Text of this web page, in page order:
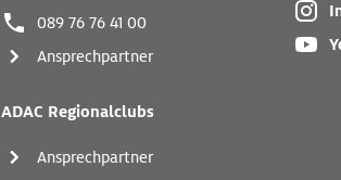
089 76 76 41 00
Ansprechpartner
ADAC Regionalclubs
Ansprechpartner